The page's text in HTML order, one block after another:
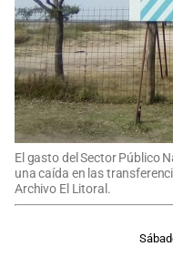
El gasto del Sector Público
una caída en las
Archivo El Litoral.